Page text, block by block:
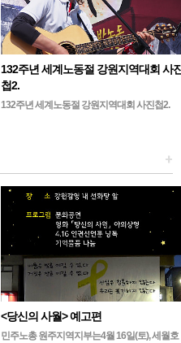
132주년 세계노동절 강원지역대회 사
첩2.
132주년 세계노동절 강원지역대회 사진첩2.
+
<당신의 사월> 예고편
민주노총 원주지역지부는4월 16일(토), 세월호